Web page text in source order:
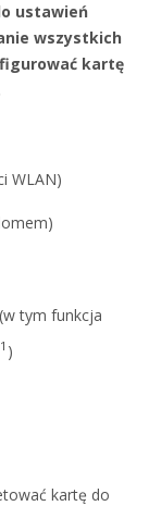
ustawień
wszystkich
kartę
WLAN)
(w tym funkcja
1 )
kartę do